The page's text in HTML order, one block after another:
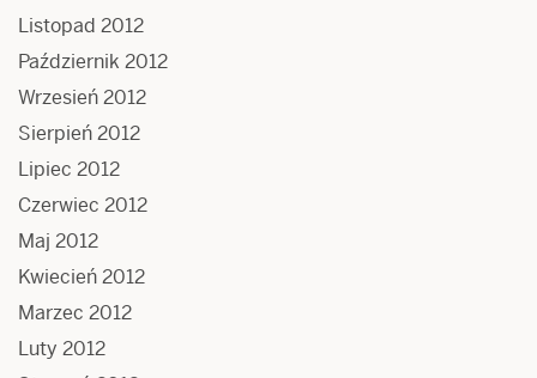
Listopad 2012
Październik 2012
Wrzesień 2012
Sierpień 2012
Lipiec 2012
Czerwiec 2012
Maj 2012
Kwiecień 2012
Marzec 2012
Luty 2012